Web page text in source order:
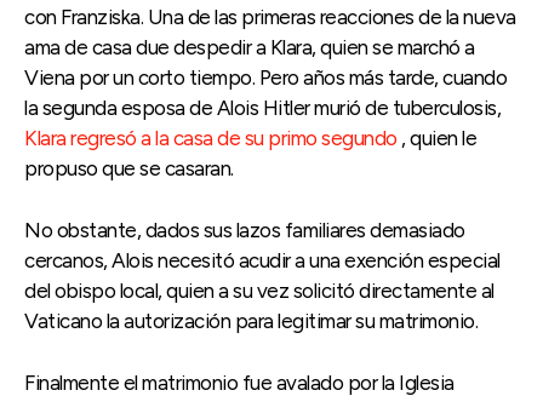
con Franziska. Una de las primeras reacciones de la nueva
ama de casa due despedir a Klara, quien se marchó a
Viena por un corto tiempo. Pero años más tarde, cuando
la segunda esposa de Alois Hitler murió de tuberculosis,
Klara regresó a la casa de su primo segundo , quien le
propuso que se casaran.
No obstante, dados sus lazos familiares demasiado
cercanos, Alois necesitó acudir a una exención especial
del obispo local, quien a su vez solicitó directamente al
Vaticano la autorización para legitimar su matrimonio.
Finalmente el matrimonio fue avalado por la Iglesia